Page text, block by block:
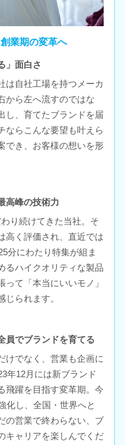
業期の変革へ
」面白さ
は自社工場を持つメーカ
から左へ流すのではな
し、育てたブランドを届
ならこんな要望も叶えら
でき、お客様の想いを形
高峰の技術力
り続けてきた当社。そ
高く評価され、直近では
分にわたり特集が組ま
るハイクオリティな製品
て「本当にいいモノ」
られます。
員でブランドを育てる
けでなく、営業も企画に
年12月には新ブランド
飛躍を目指す変革期。今
化し、全国・世界へと
の営業で終わらない、ブ
キャリアを楽しんでくだ